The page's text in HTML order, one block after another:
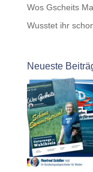
Wos Gscheits
Wusstet ihr
Neueste